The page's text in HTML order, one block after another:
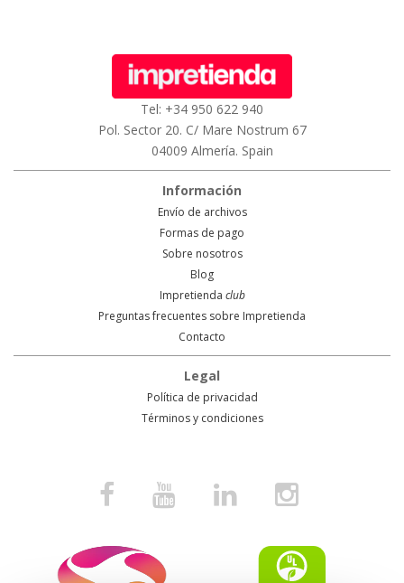
Tel: +34 950 622 940
Pol. Sector 20. C/ Mare Nostrum 67
04009 Almería. Spain
Información
Envío de archivos
Formas de pago
Sobre nosotros
Blog
Impretienda club
Preguntas frecuentes sobre Impretienda
Contacto
Legal
Política de privacidad
Términos y condiciones